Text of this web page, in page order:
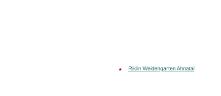
Riklin Weidengarten Ahnatal